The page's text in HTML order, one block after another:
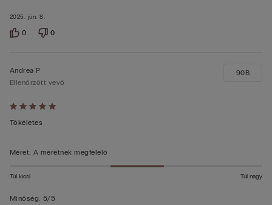
2025. jún. 8.
0 0
Értékelés:
5/5
Andrea P
Ellenőrzött vevő
Tökéletes
90B
Méret: A méretnek megfelelő
Túl kicsi Túl nagy
Minőség: 5/5